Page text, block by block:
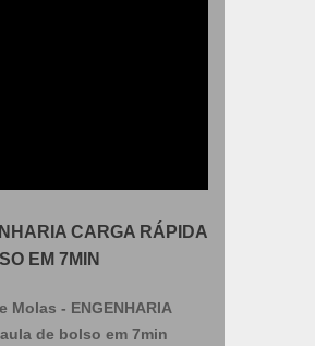
experiência de todos os
CARGA RÁPIDA
EM 7MIN
Molas - ENGENHARIA
de bolso em 7min